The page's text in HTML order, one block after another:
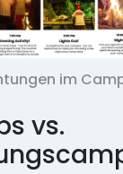
im
vs.